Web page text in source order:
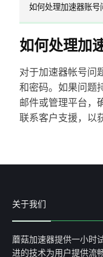
如何处理加速器账号
如何处理加
对于加速器帐号问
和密码。如果问题
邮件或管理平台，
联系客户支援，以
关于我们
蘑菇加速器提供一小时
进的技术为用户提供流